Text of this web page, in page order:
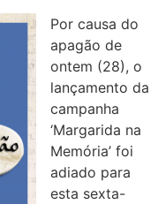
Por causa do
apagão de
ontem (28), o
lançamento da
campanha
‘Margarida na
Memória’ foi
adiado para
esta sexta-